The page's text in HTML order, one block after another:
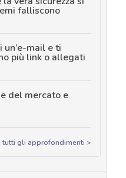
falliscono
mail e ti
più link o allegati
del mercato e
tutti gli approfondimenti >